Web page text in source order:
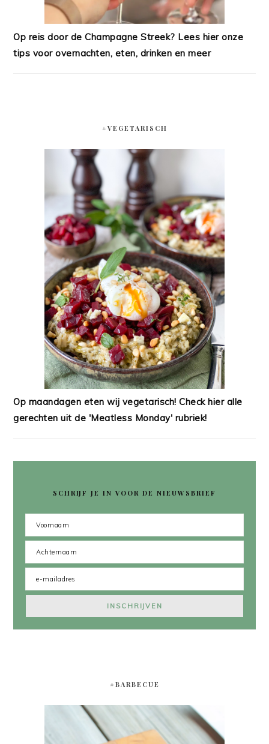
Op reis door de Champagne Streek? Lees hier onze
tips voor overnachten, eten, drinken en meer
#VEGETARISCH
Op maandagen eten wij vegetarisch! Check hier alle
gerechten uit de 'Meatless Monday' rubriek!
SCHRIJF JE IN VOOR DE NIEUWSBRIEF
#BARBECUE